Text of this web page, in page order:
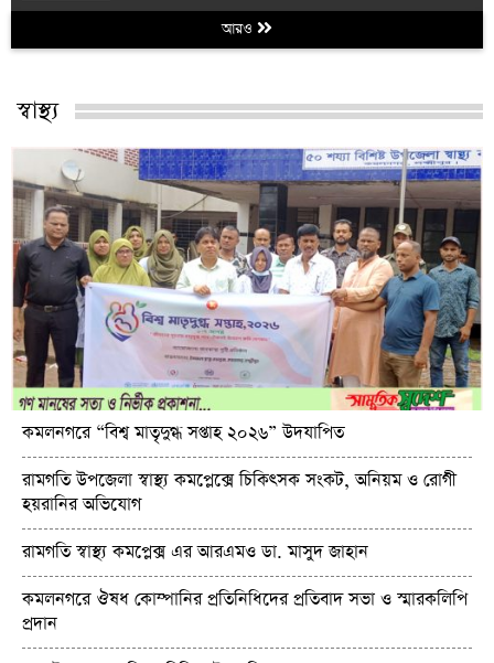
আরও
স্বাস্থ্য
কমলনগরে “বিশ্ব মাতৃদুগ্ধ সপ্তাহ ২০২৬” উদযাপিত
রামগতি উপজেলা স্বাস্থ্য কমপ্লেক্সে চিকিৎসক সংকট, অনিয়ম ও রোগী
হয়রানির অভিযোগ
রামগতি স্বাস্থ্য কমপ্লেক্স এর আরএমও ডা. মাসুদ জাহান
কমলনগরে ঔষধ কোম্পানির প্রতিনিধিদের প্রতিবাদ সভা ও স্মারকলিপি
প্রদান